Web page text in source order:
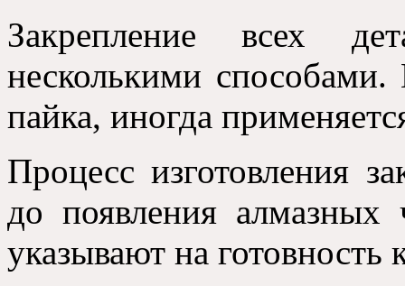
Закрепление всех
несколькими способами.
пайка, иногда
Процесс изготовления
до появления алмазных
указывают на готовность